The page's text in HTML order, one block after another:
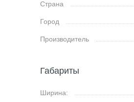
Страна
Город
Производитель
Габариты
Ширина: